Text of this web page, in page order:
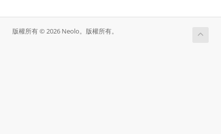
版權所有 © 2026 Neolo。版權所有。